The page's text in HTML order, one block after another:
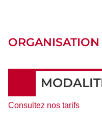
ORGANISATION
Consultez nos tarifs